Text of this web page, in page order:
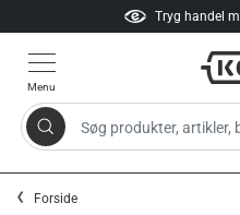
Tryg handel
Menu
Søg produkter, artikler, brands
Forside